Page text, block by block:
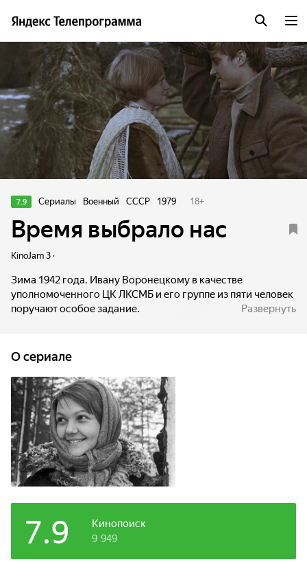
7.9 Сериалы Военный СССР 1979 18+
Время выбрало нас
KinoJam 3 ·
Зима 1942 года. Ивану Воронецкому в качестве
уполномоченного ЦК ЛКСМБ и его группе из пяти человек
поручают особое задание.
Развернуть
O сериале
Кинопоиск
7.9 9 949